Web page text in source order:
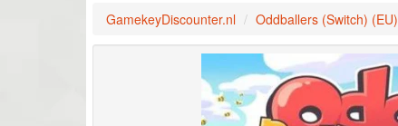
GamekeyDiscounter.nl Oddballers (Switch) (EU)